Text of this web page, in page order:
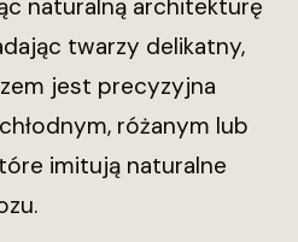
naturalną architekturę
twarzy delikatny,
jest precyzyjna
różanym lub
imitują naturalne